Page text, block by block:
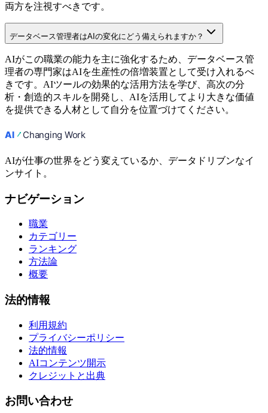
両方を注視すべきです。
データベース管理者はAIの変化にどう備えられますか？
AIがこの職業の能力を主に強化するため、データベース管
理者の専門家はAIを生産性の倍増装置として受け入れるべ
きです。AIツールの効果的な活用方法を学び、高次の分
析・創造的スキルを開発し、AIを活用してより大きな価値
を提供できる人材として自分を位置づけてください。
AIが仕事の世界をどう変えているか、データドリブンなイ
ンサイト。
ナビゲーション
職業
カテゴリー
ランキング
方法論
概要
法的情報
利用規約
プライバシーポリシー
法的情報
AIコンテンツ開示
クレジットと出典
お問い合わせ